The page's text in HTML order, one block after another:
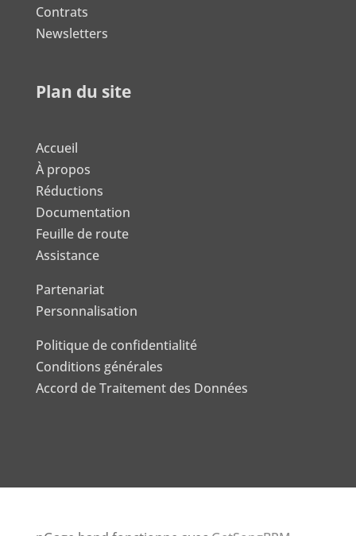
Contrats
Newsletters
Plan du site
Accueil
À propos
Réductions
Documentation
Feuille de route
Assistance
Partenariat
Personnalisation
Politique de confidentialité
Conditions générales
Accord de Traitement des Données